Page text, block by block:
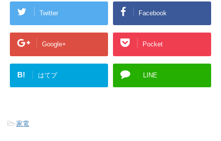
Twitter Facebook
Google+ Pocket
B! はてブ LINE
-家電